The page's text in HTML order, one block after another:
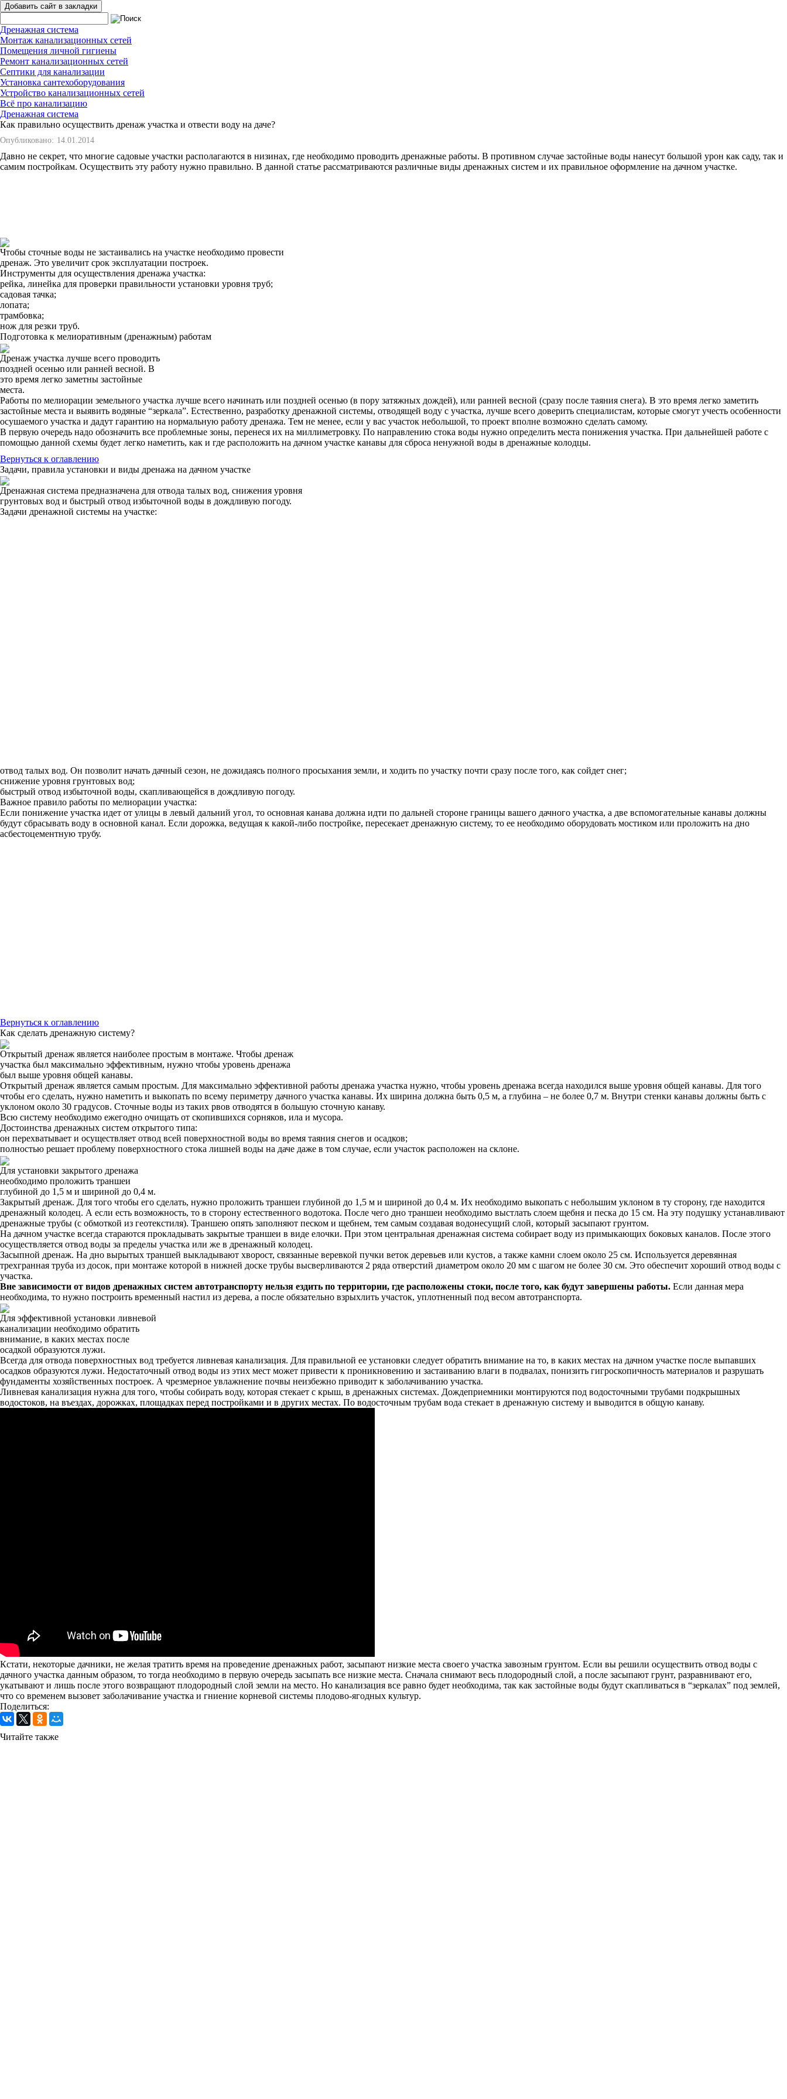
Добавить сайт в закладки
Дренажная система
Монтаж канализационных сетей
Помещения личной гигиены
Ремонт канализационных сетей
Септики для канализации
Установка сантехоборудования
Устройство канализационных сетей
Всё про канализацию
Дренажная система
Как правильно осуществить дренаж участка и отвести воду на даче?
Опубликовано: 14.01.2014
Давно не секрет, что многие садовые участки располагаются в низинах, где необходимо проводить дренажные работы. В противном случае застойные воды нанесут большой урон как саду, так и
самим постройкам. Осуществить эту работу нужно правильно. В данной статье рассматриваются различные виды дренажных систем и их правильное оформление на дачном участке.
Чтобы сточные воды не застаивались на участке необходимо провести
дренаж. Это увеличит срок эксплуатации построек.
Инструменты для осуществления дренажа участка:
рейка, линейка для проверки правильности установки уровня труб;
садовая тачка;
лопата;
трамбовка;
нож для резки труб.
Подготовка к мелиоративным (дренажным) работам
Дренаж участка лучше всего проводить
поздней осенью или ранней весной. В
это время легко заметны застойные
места.
Работы по мелиорации земельного участка лучше всего начинать или поздней осенью (в пору затяжных дождей), или ранней весной (сразу после таяния снега). В это время легко заметить
застойные места и выявить водяные “зеркала”. Естественно, разработку дренажной системы, отводящей воду с участка, лучше всего доверить специалистам, которые смогут учесть особенности
осушаемого участка и дадут гарантию на нормальную работу дренажа. Тем не менее, если у вас участок небольшой, то проект вполне возможно сделать самому.
В первую очередь надо обозначить все проблемные зоны, перенеся их на миллиметровку. По направлению стока воды нужно определить места понижения участка. При дальнейшей работе с
помощью данной схемы будет легко наметить, как и где расположить на дачном участке канавы для сброса ненужной воды в дренажные колодцы.
Вернуться к оглавлению
Задачи, правила установки и виды дренажа на дачном участке
Дренажная система предназначена для отвода талых вод, снижения уровня
грунтовых вод и быстрый отвод избыточной воды в дождливую погоду.
Задачи дренажной системы на участке:
отвод талых вод. Он позволит начать дачный сезон, не дожидаясь полного просыхания земли, и ходить по участку почти сразу после того, как сойдет снег;
снижение уровня грунтовых вод;
быстрый отвод избыточной воды, скапливающейся в дождливую погоду.
Важное правило работы по мелиорации участка:
Если понижение участка идет от улицы в левый дальний угол, то основная канава должна идти по дальней стороне границы вашего дачного участка, а две вспомогательные канавы должны
будут сбрасывать воду в основной канал. Если дорожка, ведущая к какой-либо постройке, пересекает дренажную систему, то ее необходимо оборудовать мостиком или проложить на дно
асбестоцементную трубу.
Вернуться к оглавлению
Как сделать дренажную систему?
Открытый дренаж является наиболее простым в монтаже. Чтобы дренаж
участка был максимально эффективным, нужно чтобы уровень дренажа
был выше уровня общей канавы.
Открытый дренаж является самым простым. Для максимально эффективной работы дренажа участка нужно, чтобы уровень дренажа всегда находился выше уровня общей канавы. Для того
чтобы его сделать, нужно наметить и выкопать по всему периметру дачного участка канавы. Их ширина должна быть 0,5 м, а глубина – не более 0,7 м. Внутри стенки канавы должны быть с
уклоном около 30 градусов. Сточные воды из таких рвов отводятся в большую сточную канаву.
Всю систему необходимо ежегодно очищать от скопившихся сорняков, ила и мусора.
Достоинства дренажных систем открытого типа:
он перехватывает и осуществляет отвод всей поверхностной воды во время таяния снегов и осадков;
полностью решает проблему поверхностного стока лишней воды на даче даже в том случае, если участок расположен на склоне.
Для установки закрытого дренажа
необходимо проложить траншеи
глубиной до 1,5 м и шириной до 0,4 м.
Закрытый дренаж. Для того чтобы его сделать, нужно проложить траншеи глубиной до 1,5 м и шириной до 0,4 м. Их необходимо выкопать с небольшим уклоном в ту сторону, где находится
дренажный колодец. А если есть возможность, то в сторону естественного водотока. После чего дно траншеи необходимо выстлать слоем щебня и песка до 15 см. На эту подушку устанавливают
дренажные трубы (с обмоткой из геотекстиля). Траншею опять заполняют песком и щебнем, тем самым создавая водонесущий слой, который засыпают грунтом.
На дачном участке всегда стараются прокладывать закрытые траншеи в виде елочки. При этом центральная дренажная система собирает воду из примыкающих боковых каналов. После этого
осуществляется отвод воды за пределы участка или же в дренажный колодец.
Засыпной дренаж. На дно вырытых траншей выкладывают хворост, связанные веревкой пучки веток деревьев или кустов, а также камни слоем около 25 см. Используется деревянная
трехгранная труба из досок, при монтаже которой в нижней доске трубы высверливаются 2 ряда отверстий диаметром около 20 мм с шагом не более 30 см. Это обеспечит хороший отвод воды с
участка.
Вне зависимости от видов дренажных систем автотранспорту нельзя ездить по территории, где расположены стоки, после того, как будут завершены работы. Если данная мера
необходима, то нужно построить временный настил из дерева, а после обязательно взрыхлить участок, уплотненный под весом автотранспорта.
Для эффективной установки ливневой
канализации необходимо обратить
внимание, в каких местах после
осадкой образуются лужи.
Всегда для отвода поверхностных вод требуется ливневая канализация. Для правильной ее установки следует обратить внимание на то, в каких местах на дачном участке после выпавших
осадков образуются лужи. Недостаточный отвод воды из этих мест может привести к проникновению и застаиванию влаги в подвалах, понизить гигроскопичность материалов и разрушать
фундаменты хозяйственных построек. А чрезмерное увлажнение почвы неизбежно приводит к заболачиванию участка.
Ливневая канализация нужна для того, чтобы собирать воду, которая стекает с крыш, в дренажных системах. Дождеприемники монтируются под водосточными трубами подкрышных
водостоков, на въездах, дорожках, площадках перед постройками и в других местах. По водосточным трубам вода стекает в дренажную систему и выводится в общую канаву.
Кстати, некоторые дачники, не желая тратить время на проведение дренажных работ, засыпают низкие места своего участка завозным грунтом. Если вы решили осуществить отвод воды с
дачного участка данным образом, то тогда необходимо в первую очередь засыпать все низкие места. Сначала снимают весь плодородный слой, а после засыпают грунт, разравнивают его,
укатывают и лишь после этого возвращают плодородный слой земли на место. Но канализация все равно будет необходима, так как застойные воды будут скапливаться в “зеркалах” под землей,
что со временем вызовет заболачивание участка и гниение корневой системы плодово-ягодных культур.
Поделиться:
Читайте также